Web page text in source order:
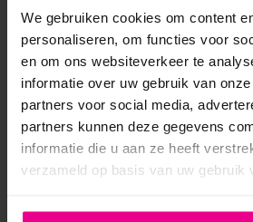
We gebruiken cookies om content
personaliseren, om functies voor
en om ons websiteverkeer te
informatie over uw gebruik van
partners voor social media,
partners kunnen deze gegevens
informatie die u aan ze heeft
verzameld op basis van uw gebruik
Op voorraad
€ 29,95 €
ANDERE MENSEN